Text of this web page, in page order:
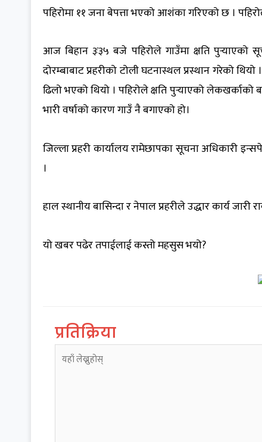
पहिरोमा ११ जना बेपत्ता भएको आशंका गरिएको छ ।
आज बिहान ३ः३५ बजे पहिरोले गाउँमा क्षति पुर्‍याएको
दोरम्बाबाट प्रहरीको टोली घटनास्थल प्रस्थान गरेको
ढिलो भएको थियो । पहिरोले क्षति पुर्‍याएको लेकखर्काको
भारी वर्षाको कारण गाउँ नै बगाएको हो।
जिल्ला प्रहरी कार्यालय रामेछापका सूचना अधिकारी
।
हाल स्थानीय बासिन्दा र नेपाल प्रहरीले उद्धार कार्य जारी
यो खबर पढेर तपाईलाई कस्तो महसुस भयो?
प्रतिक्रिया